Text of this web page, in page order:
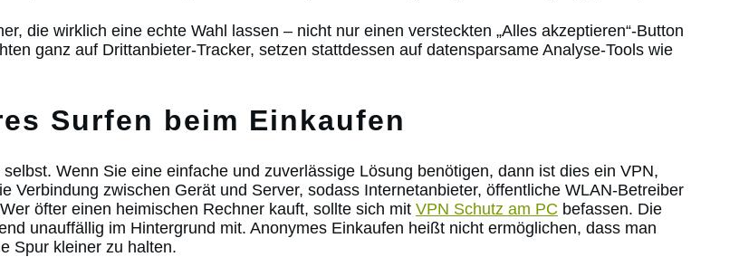
die wirklich eine echte Wahl lassen – nicht nur einen versteckten „Alles akzeptieren“-Button
ganz auf Drittanbieter-Tracker, setzen stattdessen auf datensparsame Analyse-Tools wie
Surfen beim Einkaufen
Wenn Sie eine einfache und zuverlässige Lösung benötigen, dann ist dies ein VPN,
Verbindung zwischen Gerät und Server, sodass Internetanbieter, öffentliche WLAN-Betreiber
öfter einen heimischen Rechner kauft, sollte sich mit VPN Schutz am PC befassen. Die
unauffällig im Hintergrund mit. Anonymes Einkaufen heißt nicht ermöglichen, dass man
Spur kleiner zu halten.